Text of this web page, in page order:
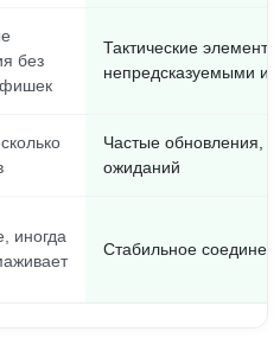
без
Тактические
непредсказуемыми
Частые обновления,
ожиданий
иногда
Стабильное